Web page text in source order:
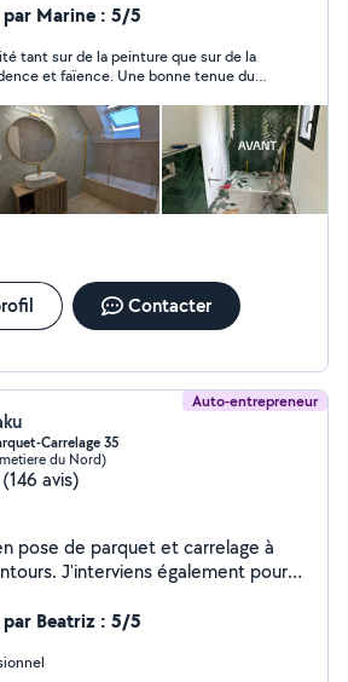
-parquet, terrasse et
Nos Spécialités : -
ciment - Terres Cuites -
d'effets décoratifs avec
par Marine : 5/5
tant sur de la peinture que sur de la
et faïence. Une bonne tenue du
timing annoncé au départ. Nous recommandons Drilon !
Contacter
Auto-entrepreneur
Carrelage 35
du Nord)
(146 avis)
pose de parquet et carrelage à
pour
complète). Travail
et respect des délais. Devis
Beatriz : 5/5